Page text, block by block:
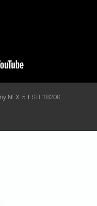
NEX-5 + SEL18200...